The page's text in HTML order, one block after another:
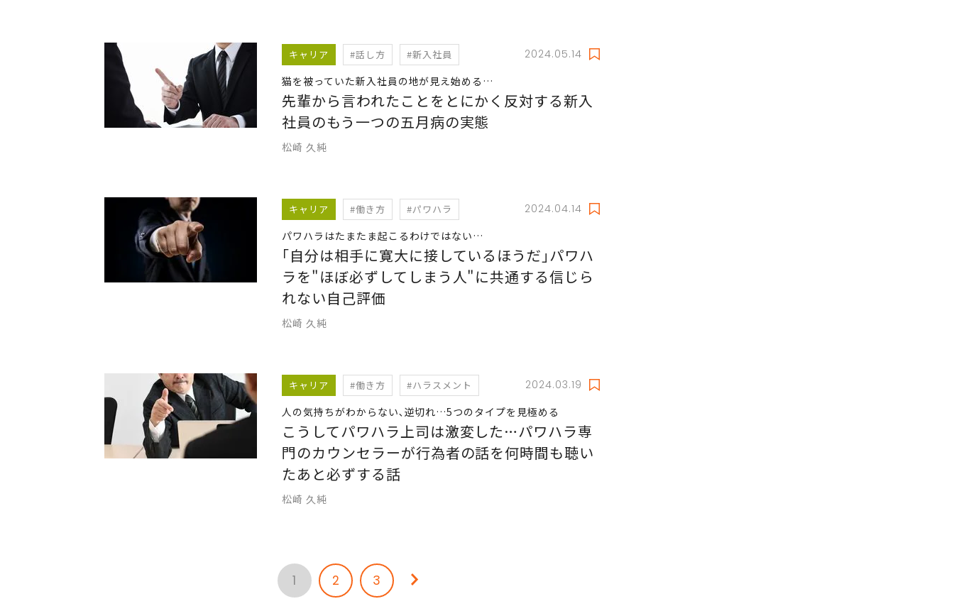
キャリア #話し方 #新入社員
2024.05.14
猫を被っていた新入社員の地が見え始める…
先輩から言われたことをとにかく反対する新入
社員のもう一つの五月病の実態
松崎 久純
キャリア #働き方 #パワハラ
2024.04.14
パワハラはたまたま起こるわけではない…
｢自分は相手に寛大に接しているほうだ｣パワハ
ラを"ほぼ必ずしてしまう人"に共通する信じら
れない自己評価
松崎 久純
キャリア #働き方 #ハラスメント
2024.03.19
人の気持ちがわからない､逆切れ…5つのタイプを見極める
こうしてパワハラ上司は激変した…パワハラ専
門のカウンセラーが行為者の話を何時間も聴い
たあと必ずする話
松崎 久純
1 2 3